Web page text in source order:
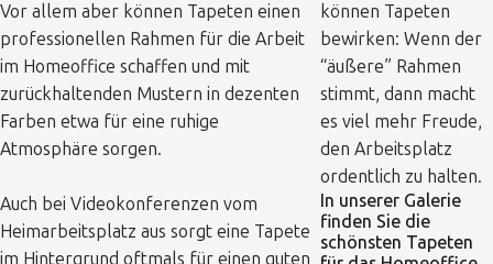
Vor allem aber können Tapeten einen
professionellen Rahmen für die Arbeit
im Homeoffice schaffen und mit
zurückhaltenden Mustern in dezenten
Farben etwa für eine ruhige
Atmosphäre sorgen.
können Tapeten
bewirken: Wenn der
“äußere” Rahmen
stimmt, dann macht
es viel mehr Freude,
den Arbeitsplatz
ordentlich zu halten.
Auch bei Videokonferenzen vom
Heimarbeitsplatz aus sorgt eine Tapete
im Hintergrund oftmals für einen guten
In unserer Galerie
finden Sie die
schönsten Tapeten